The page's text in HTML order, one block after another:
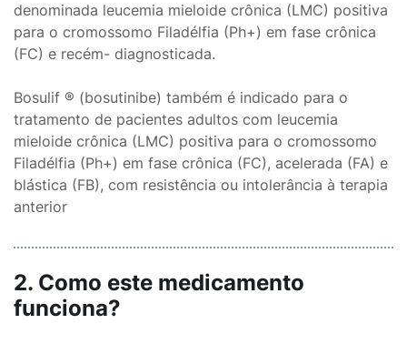
denominada leucemia mieloide crônica (LMC) positiva
para o cromossomo Filadélfia (Ph+) em fase crônica
(FC) e recém- diagnosticada.
Bosulif ® (bosutinibe) também é indicado para o
tratamento de pacientes adultos com leucemia
mieloide crônica (LMC) positiva para o cromossomo
Filadélfia (Ph+) em fase crônica (FC), acelerada (FA) e
blástica (FB), com resistência ou intolerância à terapia
anterior
2. Como este medicamento
funciona?